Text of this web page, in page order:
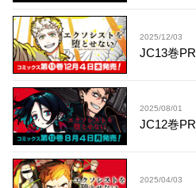
2025/12/03
JC13巻PR
2025/08/01
JC12巻PR
2025/04/03